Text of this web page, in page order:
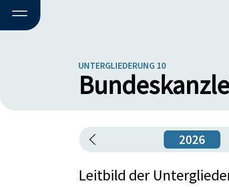
UNTERGLIEDERUNG 10
2026
Leitbild der